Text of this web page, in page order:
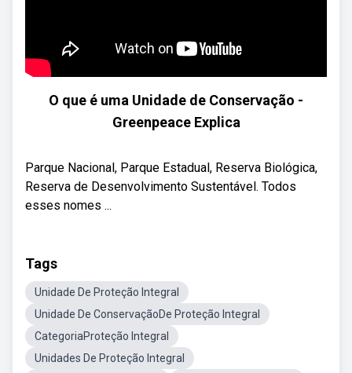
O que é uma Unidade de Conservação -
Greenpeace Explica
Parque Nacional, Parque Estadual, Reserva Biológica,
Reserva de Desenvolvimento Sustentável. Todos
esses nomes ...
Tags
Unidade De Proteção Integral
Unidade De ConservaçãoDe Proteção Integral
CategoriaProteção Integral
Unidades De Proteção Integral